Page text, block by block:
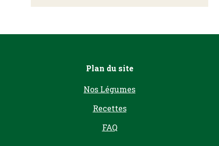
Plan du site
Nos Légumes
Recettes
FAQ